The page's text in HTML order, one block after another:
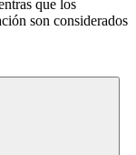
que los
son considerados